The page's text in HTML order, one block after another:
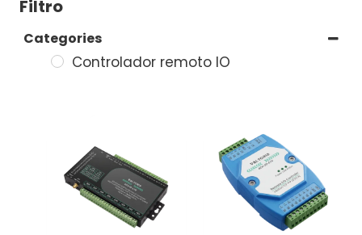
Filtro
Categories
Controlador remoto IO